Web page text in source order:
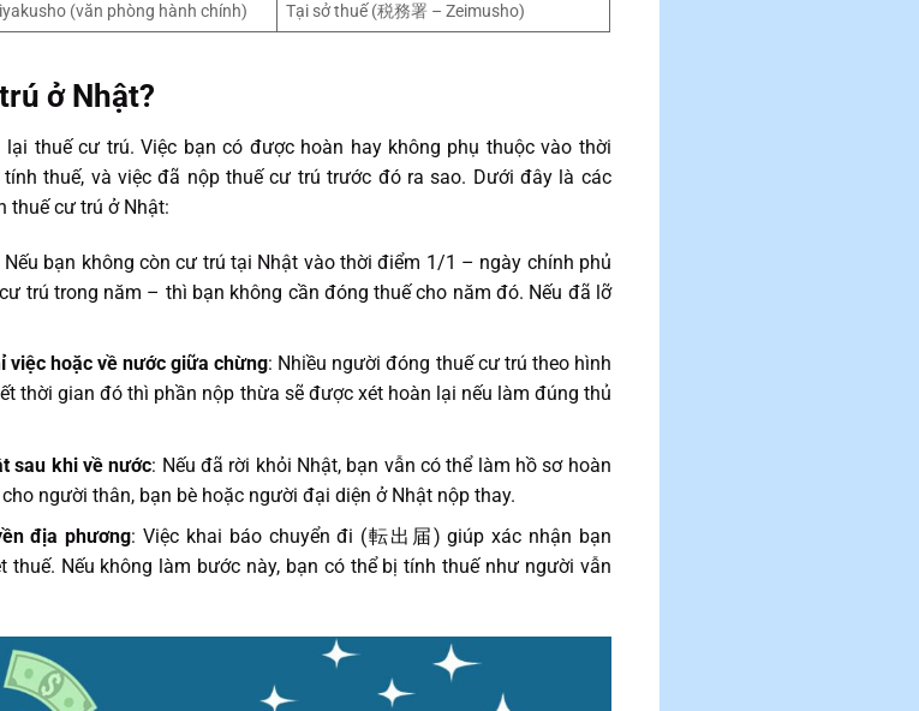
(văn phòng hành chính) Tại sở thuế (税務署 – Zeimusho)
ở Nhật?
thuế cư trú. Việc bạn có được hoàn hay không phụ thuộc vào thời
thuế, và việc đã nộp thuế cư trú trước đó ra sao. Dưới đây là các
thuế cư trú ở Nhật:
Nếu bạn không còn cư trú tại Nhật vào thời điểm 1/1 – ngày chính phủ
trú trong năm – thì bạn không cần đóng thuế cho năm đó. Nếu đã lỡ
việc hoặc về nước giữa chừng: Nhiều người đóng thuế cư trú theo hình
thời gian đó thì phần nộp thừa sẽ được xét hoàn lại nếu làm đúng thủ
sau khi về nước: Nếu đã rời khỏi Nhật, bạn vẫn có thể làm hồ sơ hoàn
người thân, bạn bè hoặc người đại diện ở Nhật nộp thay.
địa phương: Việc khai báo chuyển đi (転出届) giúp xác nhận bạn
Nếu không làm bước này, bạn có thể bị tính thuế như người vẫn